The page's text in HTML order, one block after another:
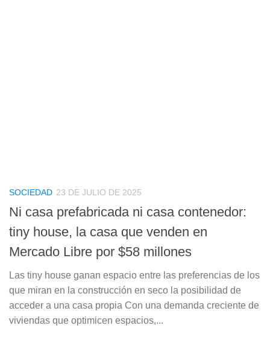
SOCIEDAD 23 DE JULIO DE 2025
Ni casa prefabricada ni casa contenedor:
tiny house, la casa que venden en
Mercado Libre por $58 millones
Las tiny house ganan espacio entre las preferencias de los
que miran en la construcción en seco la posibilidad de
acceder a una casa propia Con una demanda creciente de
viviendas que optimicen espacios,...